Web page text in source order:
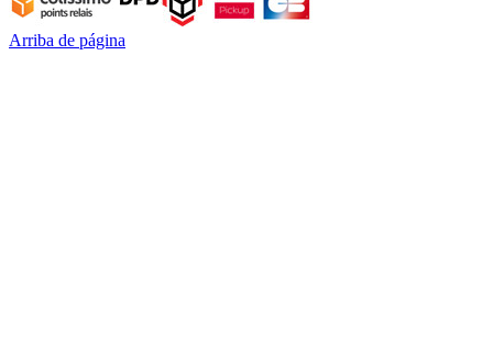
Arriba de página